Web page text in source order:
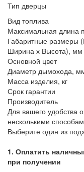
Тип дверцы
Вид топлива
Максимальная длина
Габаритные размеры
Ширина х Высота), мм
Основной цвет
Диаметр дымохода,
Масса изделия, кг
Срок гарантии
Производитель
Для вашего удобства
несколькими
Выберите один из
1. Оплатить
при получении